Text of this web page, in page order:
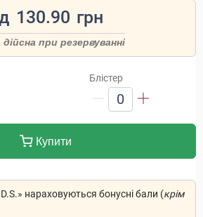
130.90 грн
дійсна при резервуванні
Блістер
0
Купити
нараховуються бонусні бали (крім